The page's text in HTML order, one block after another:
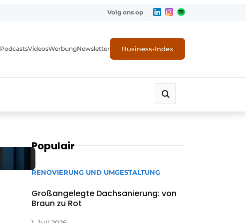
Volg ons op
PodcastsVideosWerbungNewsletter Business-Index
Populair
RENOVIERUNG UND UMGESTALTUNG
Großangelegte Dachsanierung: von
Braun zu Rot